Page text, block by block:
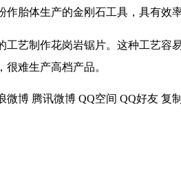
胎体生产的金刚石工具，具有效
工艺制作花岗岩锯片。这种工艺
难生产高档产品。
微博 腾讯微博 QQ空间 QQ好友 复